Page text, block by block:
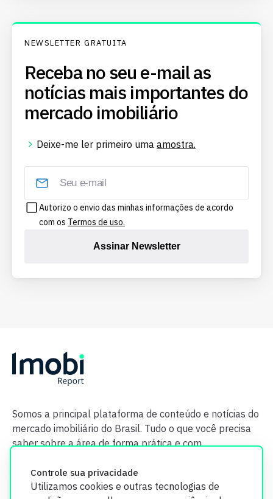
Controle sua privacidade
Utilizamos cookies e outras tecnologias de
NEWSLETTER GRATUITA
Receba no seu e-mail as
notícias mais importantes do
mercado imobiliário
Deixe-me ler primeiro uma amostra.
Autorizo o envio das minhas informações de acordo
com os Termos de uso.
Assinar Newsletter
Somos a principal plataforma de conteúdo e notícias do
mercado imobiliário do Brasil. Tudo o que você precisa
saber sobre a área de forma prática e com